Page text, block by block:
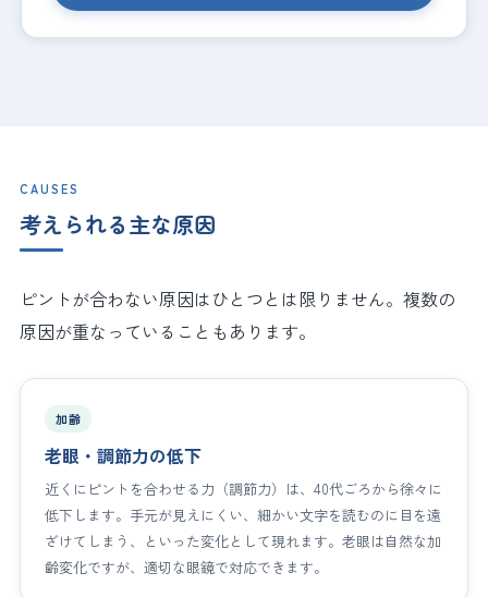
CAUSES
考えられる主な原因
ピントが合わない原因はひとつとは限りません。複数の
原因が重なっていることもあります。
加齢
老眼・調節力の低下
近くにピントを合わせる力（調節力）は、40代ごろから徐々に
低下します。手元が見えにくい、細かい文字を読むのに目を遠
ざけてしまう、といった変化として現れます。老眼は自然な加
齢変化ですが、適切な眼鏡で対応できます。